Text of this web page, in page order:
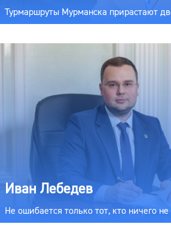
Турмаршруты Мурманска прирастают
Иван Лебедев
Не ошибается только тот, кто ничего